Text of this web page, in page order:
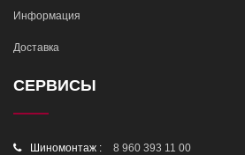
Информация
Доставка
СЕРВИСЫ
Шиномонтаж : 8 960 393 11 00